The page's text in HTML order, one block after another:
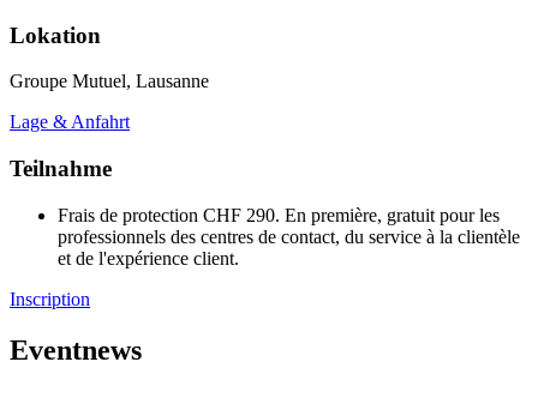
Lokation
Groupe Mutuel, Lausanne
Lage & Anfahrt
Teilnahme
Frais de protection CHF 290. En première, gratuit pour les
professionnels des centres de contact, du service à la clientèle
et de l'expérience client.
Inscription
Eventnews